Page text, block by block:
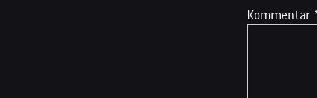
Kommentar